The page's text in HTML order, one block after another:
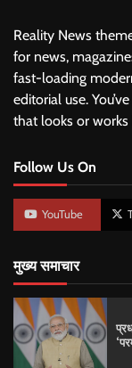
Reality News
for news,
fast-loading
editorial use.
that looks or works
Follow Us On
YouTube
मुख्य समाचार